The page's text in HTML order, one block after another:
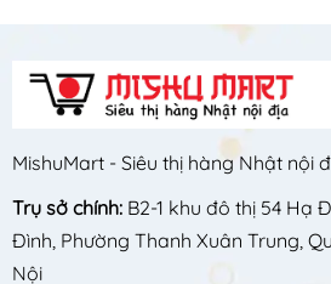
MishuMart - Siêu thị hàng Nhật nội
Trụ sở chính: B2-1 khu đô thị 54 Hạ
Đình, Phường Thanh Xuân Trung,
Nội